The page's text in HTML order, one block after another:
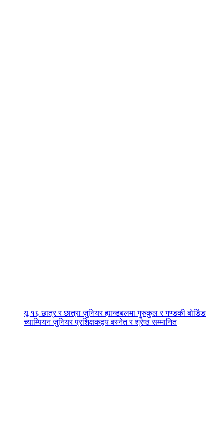
यू १६ छात्र र छात्रा जुनियर ह्यान्डबलमा गुरुकुल र गण्डकी बोर्डिङ
च्याम्पियन जुनियर प्रशिक्षकद्वय बस्नेत र श्रेष्ठ सम्मानित